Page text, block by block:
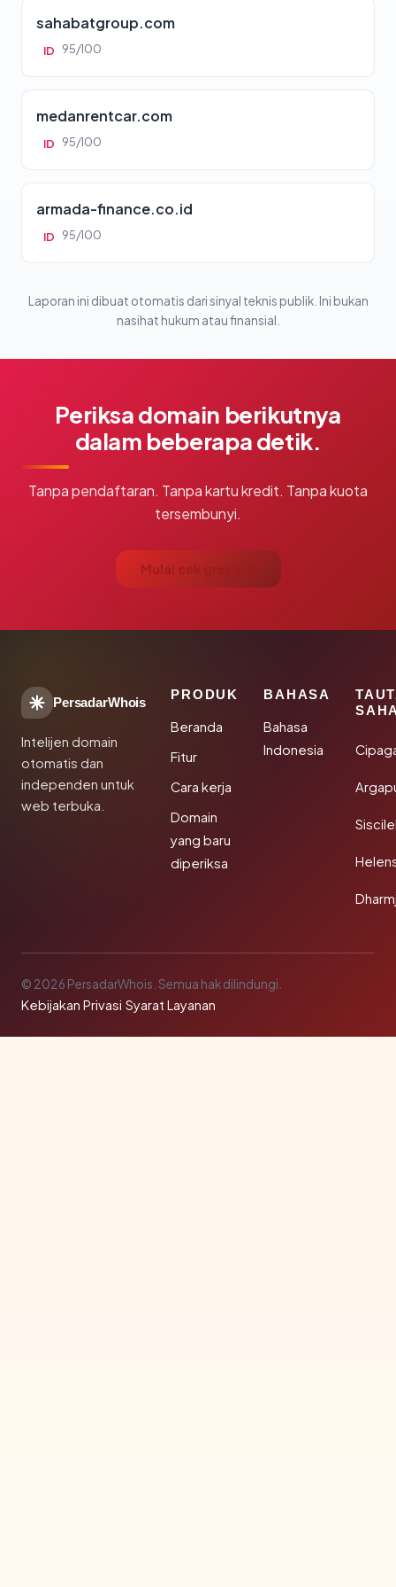
sahabatgroup.com
ID 95/100
medanrentcar.com
ID 95/100
armada-finance.co.id
ID 95/100
Laporan ini dibuat otomatis dari sinyal teknis publik. Ini bukan
nasihat hukum atau finansial.
Periksa domain berikutnya
dalam beberapa detik.
Tanpa pendaftaran. Tanpa kartu kredit. Tanpa kuota
tersembunyi.
Mulai cek gratis →
PersadarWhois
Intelijen domain
otomatis dan
independen untuk
web terbuka.
PRODUK
Beranda
Fitur
Cara kerja
Domain
yang baru
diperiksa
BAHASA
Bahasa
Indonesia
© 2026 PersadarWhois. Semua hak dilindungi.
Kebijakan Privasi·Syarat Layanan